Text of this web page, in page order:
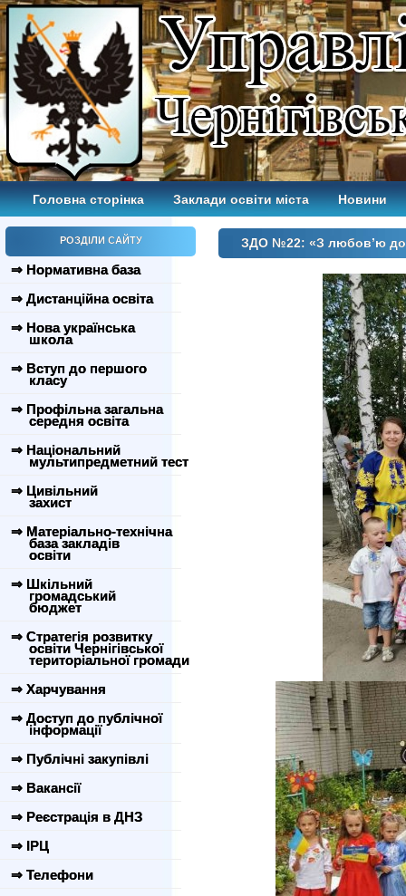
Головна сторінка Заклади освіти міста Новини
РОЗДІЛИ САЙТУ
⇒ Нормативна база
⇒ Дистанційна освіта
⇒ Нова українська
школа
⇒ Вступ до першого
класу
⇒ Профільна загальна
середня освіта
⇒ Національний
мультипредметний тест
⇒ Цивільний
захист
⇒ Матеріально-технічна
база закладів
освіти
⇒ Шкільний
громадський
бюджет
⇒ Стратегія розвитку
освіти Чернігівської
територіальної громади
⇒ Харчування
⇒ Доступ до публічної
інформації
⇒ Публічні закупівлі
⇒ Вакансії
⇒ Реєстрація в ДНЗ
⇒ ІРЦ
⇒ Телефони
ЗДО №22: «З любов’ю до